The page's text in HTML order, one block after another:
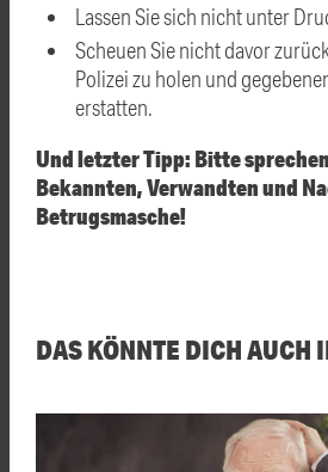
Lassen Sie sich nicht unter
Scheuen Sie nicht davor
Polizei zu holen und
erstatten.
Und letzter Tipp: Bitte
Bekannten, Verwandten und
Betrugsmasche!
DAS KÖNNTE DICH AUCH